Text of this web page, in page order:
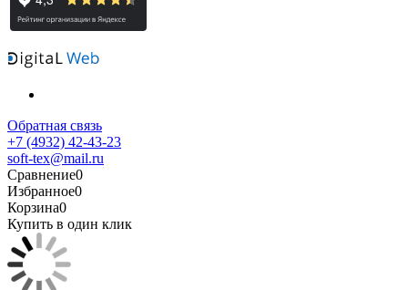
Обратная связь
+7 (4932) 42-43-23
soft-tex@mail.ru
Сравнение0
Избранное0
Корзина0
Купить в один клик